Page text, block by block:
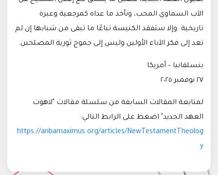
الآب السماوي المحب، ونأخذ ما عداه كمرجعية وعبرة
تاريخية. وإلا ستفقد الكنيسة تباعًا ما تبقى من شبابها إن لم
تعد إلى فكر الآباء الأولين وليس إلى جموح ثورية المصلحين.
بنسلفانيا – أمريكا
٢٧ نوفمبر ٢٠٢٥
لمتابعة المقالات السابقة من سلسلة مقالات "لاهوت
العهد الجديد" اضغط على الرابط التالي:
https://anbamaximus.org/articles/NewTestamentTheolog
y